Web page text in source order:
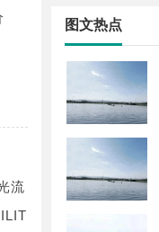
流
图文热点